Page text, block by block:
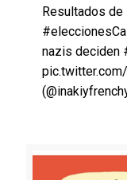
Resultados
nazis deciden